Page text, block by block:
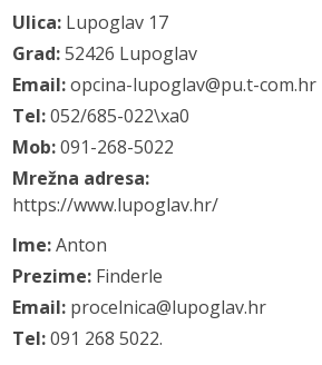
Ulica: Lupoglav 17
Grad:52426 Lupoglav
Email:opcina-lupoglav@pu.t-com.hr
Tel:052/685-022\xa0
Mob:091-268-5022
Mrežna adresa:
https://www.lupoglav.hr/
Ime:Anton
Prezime: Finderle
Email: procelnica@lupoglav.hr
Tel:091 268 5022.